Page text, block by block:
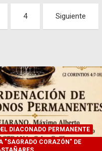
4 Siguiente
DIACONADO PERMANENTE
"SAGRADO CORAZÓN" DE